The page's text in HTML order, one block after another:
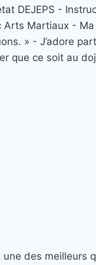
DEJEPS -
Arts Martiaux -
» - J’adore
que ce soit au
des meilleurs